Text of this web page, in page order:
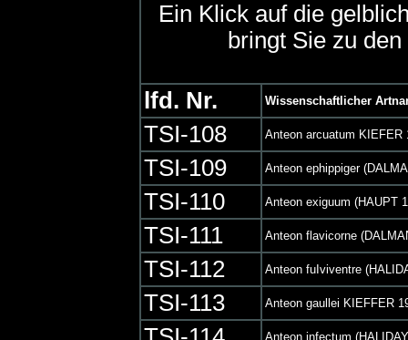
Ein Klick auf die
bringt Sie zu
lfd. Nr. Wissenschaftlicher
TSI-108 Anteon arcuatum KIEFER
TSI-109 Anteon ephippiger
TSI-110 Anteon exiguum (HAUPT
TSI-111 Anteon flavicorne
TSI-112 Anteon fuIviventre
TSI-113 Anteon gaullei KIEFFER
Anteon infectum